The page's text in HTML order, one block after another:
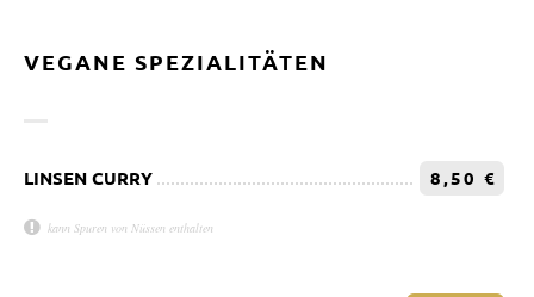
VEGANE SPEZIALITÄTEN
LINSEN CURRY 8,50 €
kann Spuren von Nüssen enthalten